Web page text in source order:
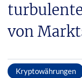
von
Kryptowährungen